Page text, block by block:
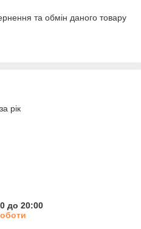
та обмін даного товару
рік
до 20:00